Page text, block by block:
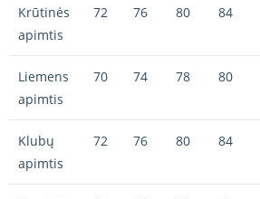
Krūtinės
apimtis
72 76 80 84
Liemens
apimtis
70 74 78 80
Klubų
apimtis
72 76 80 84